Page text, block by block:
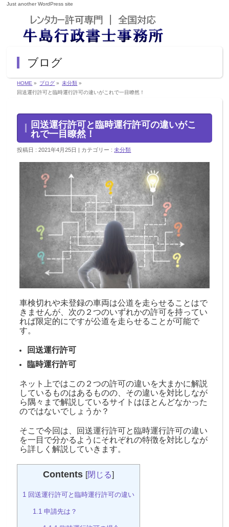
Just another WordPress site
ブログ
HOME » ブログ » 未分類 »
回送運行許可と臨時運行許可の違いがこれで一目瞭然！
回送運行許可と臨時運行許可の違いがこ
れで一目瞭然！
投稿日 : 2021年4月25日 カテゴリー :未分類
車検切れや未登録の車両は公道を走らせることはで
きませんが、次の２つのいずれかの許可を持ってい
れば限定的にですが公道を走らせることが可能で
す。
回送運行許可
臨時運行許可
ネット上ではこの２つの許可の違いを大まかに解説
しているものはあるものの、その違いを対比しなが
ら隅々まで解説しているサイトはほとんどなかった
のではないでしょうか？
そこで今回は、回送運行許可と臨時運行許可の違い
を一目で分かるようにそれぞれの特徴を対比しなが
ら詳しく解説していきます。
Contents [閉じる]
1 回送運行許可と臨時運行許可の違い
1.1 申請先は？